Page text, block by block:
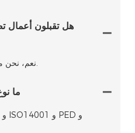
هل تقبلون أعمال
نعم، نحن موردون للمعدات الأصلية.
ما